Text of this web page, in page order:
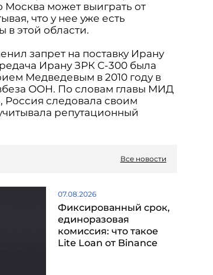
может выиграть от
что у нее уже есть
в этой области.
запрет на поставку Ирану
Ирану ЗРК С-300 была
Медведевым в 2010 году в
ООН. По словам главы МИД
следовала своим
репутационный
Все новости
07.08.2026
Фиксированный срок,
единоразовая
комиссия: что такое
Lite Loan от Binance